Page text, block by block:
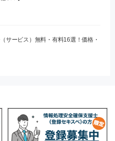
サービス）無料・有料16選！価格・